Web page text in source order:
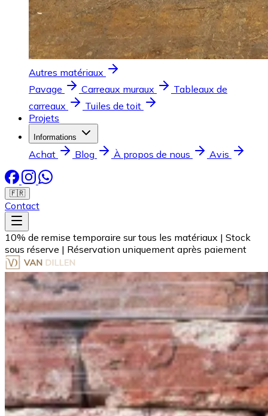
Autres matériaux
Pavage
Carreaux muraux
Tableaux de
carreaux
Tuiles de toit
Projets
Informations
Achat Blog À propos de nous Avis
🇫🇷
Contact
10% de remise temporaire sur tous les matériaux | Stock
sous réserve | Réservation uniquement après paiement